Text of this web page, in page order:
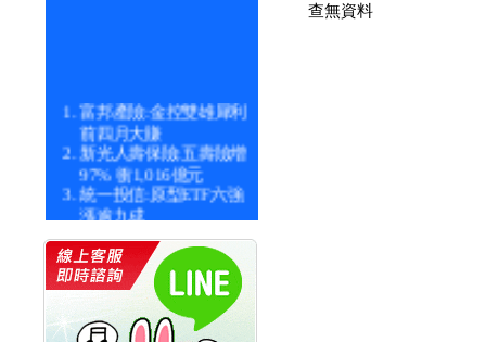
富邦產險:金控雙雄犀利
前四月大賺
新光人壽保險:五壽險增
97% 衝1,016億元
統一投信:原型ETF六強
漲逾九成
價 被盯上
新光人壽保險:新壽Q1外
價金將達996億
宇辰系統科技:宇辰業績
創新高 啟動興櫃轉上櫃
查無資料